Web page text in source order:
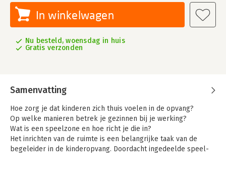
In winkelwagen
Nu besteld, woensdag in huis
Gratis verzonden
Samenvatting
Hoe zorg je dat kinderen zich thuis voelen in de opvang?
Op welke manieren betrek je gezinnen bij je werking?
Wat is een speelzone en hoe richt je die in?
Het inrichten van de ruimte is een belangrijke taak van de
begeleider in de kinderopvang. Doordacht ingedeelde speel-